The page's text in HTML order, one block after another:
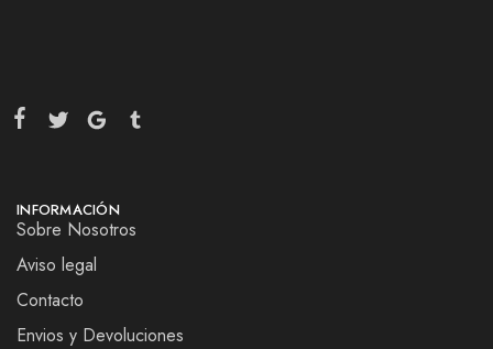
INFORMACIÓN
Sobre Nosotros
Aviso legal
Contacto
Envios y Devoluciones